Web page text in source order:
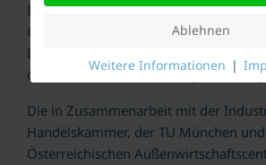
Institutionen aus Wissenschaft,
Gesellschaft zusammenzubringen,
Dialog und Begegnung zu fördern und
österreichischen Beziehungen zu
Die in Zusammenarbeit mit der
Handelskammer, der TU München
Österreichischen
Ablehnen
Weitere Informationen |